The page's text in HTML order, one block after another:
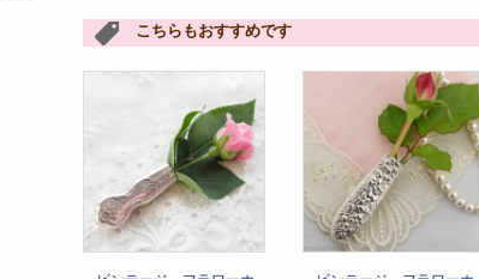
こちらもおすすめです